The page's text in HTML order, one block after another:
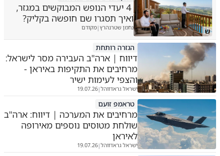
ש
4 יעדי הנופש המבוקשים במגזר,
ואיך תסגרו שם חופשה בקליק?
נחמן שטרנהרץ|מקודם
הגזרה רותחת
דיווח | ארה"ב העבירה מסר לישראל:
מרחיבים את התקיפות באיראן -
והצפי לעימות ישיר
ישראל גראדווהל|
19.07.26
טראמפ זועם
מרחיבים את המערכה | דיווח: ארה"ב
שולחת מטוסים נוספים מאירופה
לאיראן
ישראל גראדווהל|
19.07.26